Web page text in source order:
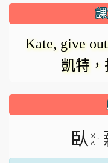
Kate, give
凱特，
臥
ㄨ
ㄛˋ